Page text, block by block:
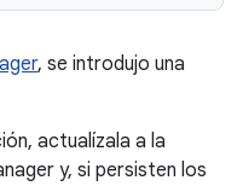
, se introdujo una
actualízala a la
y, si persisten los